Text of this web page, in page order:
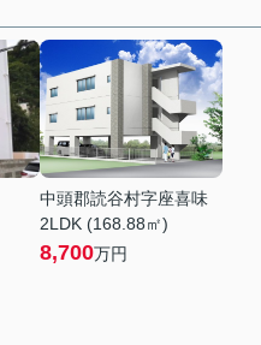
中頭郡読谷村字座喜味
2LDK (168.88㎡)
8,700万円